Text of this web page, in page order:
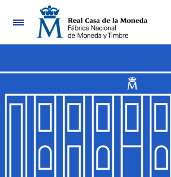
Navigation
Show/Hide
Show/Hide
Show/Hide